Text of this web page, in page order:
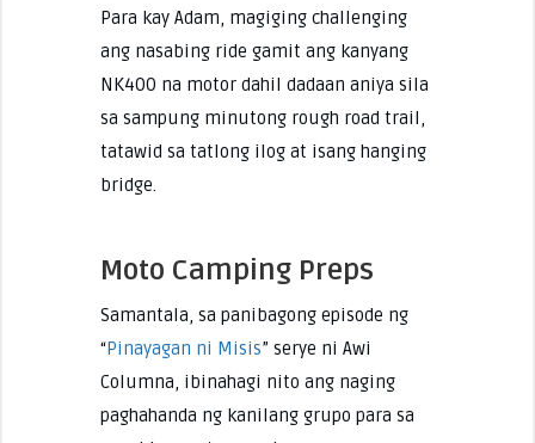
Para kay Adam, magiging challenging
ang nasabing ride gamit ang kanyang
NK400 na motor dahil dadaan aniya sila
sa sampung minutong rough road trail,
tatawid sa tatlong ilog at isang hanging
bridge.
Moto Camping Preps
Samantala, sa panibagong episode ng
“Pinayagan ni Misis” serye ni Awi
Columna, ibinahagi nito ang naging
paghahanda ng kanilang grupo para sa